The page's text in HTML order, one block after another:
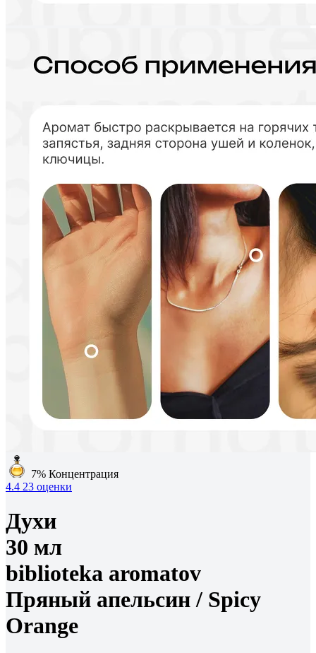
7% Концентрация
4.4 23 оценки
Духи
30 мл
biblioteka aromatov
Пряный апельсин / Spicy
Orange